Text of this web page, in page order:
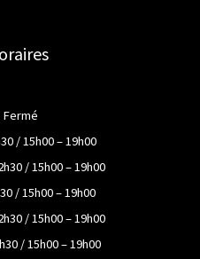
Fermé
/ 15h00 – 19h00
/ 15h00 – 19h00
/ 15h00 – 19h00
/ 15h00 – 19h00
/ 15h00 – 19h00